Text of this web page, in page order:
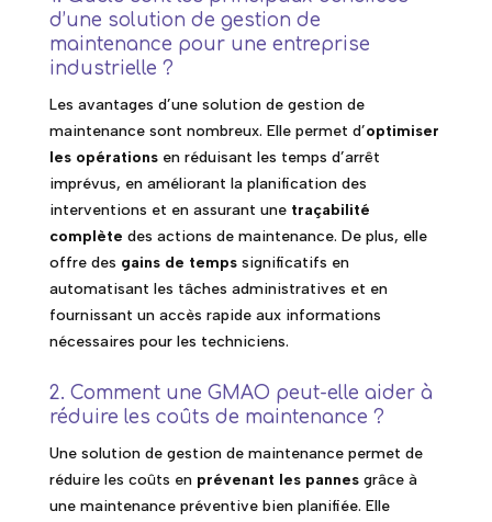
d’une solution de gestion de
maintenance pour une entreprise
industrielle ?
Les avantages d’une solution de gestion de
maintenance sont nombreux. Elle permet d’optimiser
les opérationsen réduisant les temps d’arrêt
imprévus, en améliorant la planification des
interventions et en assurant une traçabilité
complète des actions de maintenance. De plus, elle
offre des gains de tempssignificatifs en
automatisant les tâches administratives et en
fournissant un accès rapide aux informations
nécessaires pour les techniciens.
2. Comment une GMAO peut-elle aider à
réduire les coûts de maintenance ?
Une solution de gestion de maintenance permet de
réduire les coûts en prévenant les pannesgrâce à
une maintenance préventive bien planifiée. Elle